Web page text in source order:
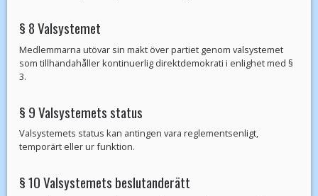
§ 8 Valsystemet
Medlemmarna utövar sin makt över partiet genom valsystemet
som tillhandahåller kontinuerlig direktdemokrati i enlighet med §
3.
§ 9 Valsystemets status
Valsystemets status kan antingen vara reglementsenligt,
temporärt eller ur funktion.
§ 10 Valsystemets beslutanderätt